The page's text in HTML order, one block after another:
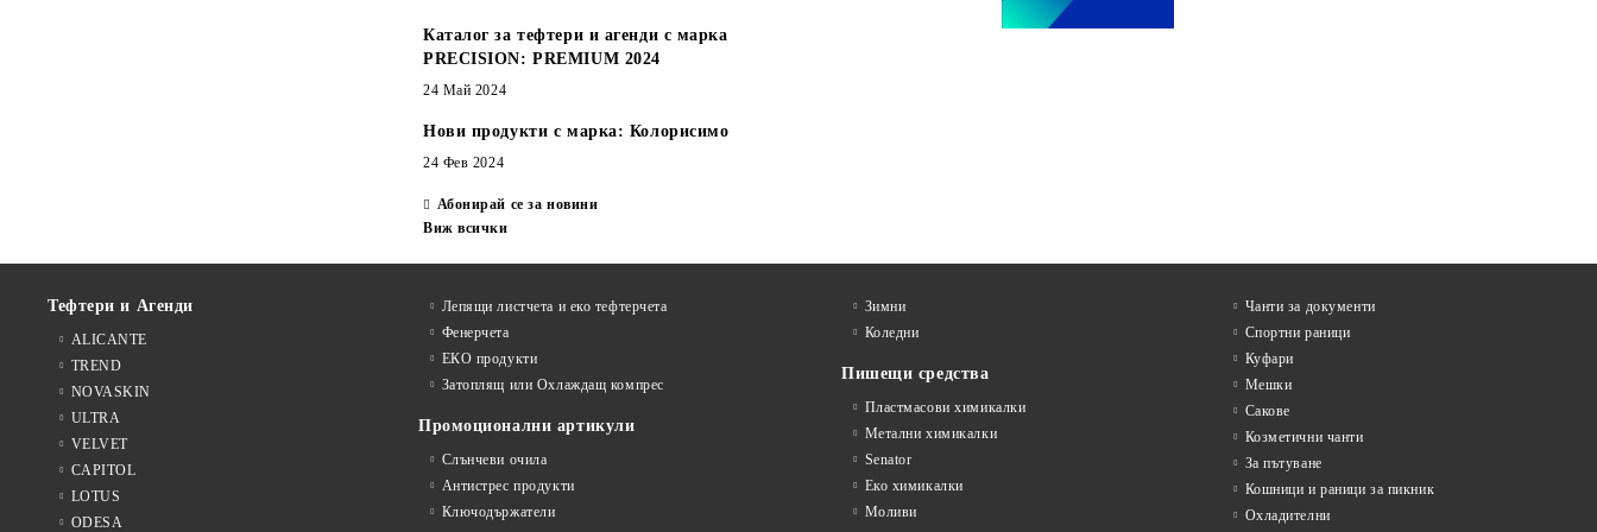
Каталог за тефтери и агенди с марка
PRECISION: PREMIUM 2024
24 Май 2024
Нови продукти с марка: Колорисимо
24 Фев 2024
Абонирай се за новини
Виж всички
Тефтери и Агенди
ALICANTE
TREND
NOVASKIN
ULTRA
VELVET
CAPITOL
LOTUS
ODESA
Лепящи листчета и еко тефтeрчета
Фенерчета
ЕКО продукти
Затоплящ или Охлаждащ компрес
Промоционални артикули
Слънчеви очила
Антистрес продукти
Ключодържатели
Зимни
Коледни
Пишещи средства
Пластмасови химикалки
Метални химикалки
Senator
Еко химикалки
Моливи
Чанти за документи
Спортни раници
Куфари
Мешки
Сакове
Козметични чанти
За пътуване
Кошници и раници за пикник
Охладителни